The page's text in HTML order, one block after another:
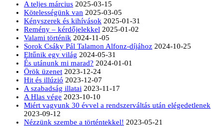
A teljes március 2025-03-15
Kötelességünk van 2025-03-05
Kényszerek és kihívások 2025-01-31
Remény – kérdőjelekkel 2025-01-02
Valami történik 2024-11-05
Sorok Csáky Pál Talamon Alfonz-díjához 2024-10-25
Eltűnik egy világ 2024-05-31
És utánunk mi marad? 2024-01-01
Örök üzenet 2023-12-24
Hit és illúzió 2023-12-07
A szabadság illatai 2023-11-17
A Hlas vége 2023-10-10
Miért vagyunk 30 évvel a rendszerváltás után elégedetlenek
2023-09-12
Nézzünk szembe a történtekkel! 2023-05-21